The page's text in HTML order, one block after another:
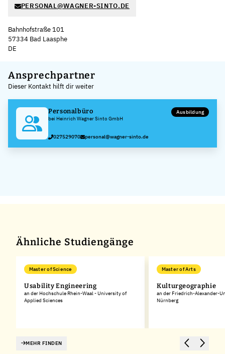
PERSONAL@WAGNER-SINTO.DE
Bahnhofstraße 101
57334 Bad Laasphe
DE
+
−
Ansprechpartner
Dieser Kontakt hilft dir weiter
Personalbüro
bei Heinrich Wagner Sinto GmbH
Ausbildung
027529070 personal@wagner-sinto.de
Ähnliche Studiengänge
Master of Science
Usability Engineering
an der Hochschule Rhein-Waal - University of
Applied Sciences
Master of Arts
Kulturgeographie
an der Friedrich-Alexander-
Nürnberg
MEHR FINDEN